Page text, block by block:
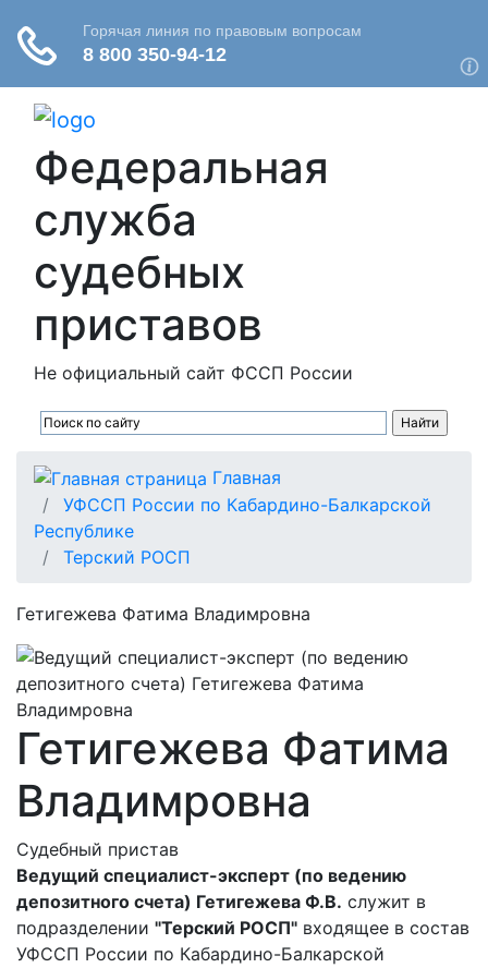
Федеральная
служба
судебных
приставов
Не официальный сайт ФССП России
Главная
УФССП России по Кабардино-Балкарской
Республике
Терский РОСП
Гетигежева Фатима Владимровна
Гетигежева Фатима
Владимровна
Судебный пристав
Ведущий специалист-эксперт (по ведению
депозитного счета) Гетигежева Ф.В. служит в
подразделении "Терский РОСП" входящее в состав
УФССП России по Кабардино-Балкарской